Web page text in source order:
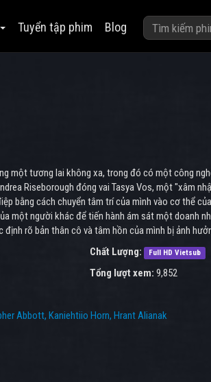
Tuyển tập phim Blog
một tương lai không xa, trong đó có một công
Riseborough đóng vai Tasya Vos, một "xâm
bằng cách chuyển tâm trí của mình vào cơ thể
một người khác để tiến hành ám sát một doanh
rõ bản thân cô và tâm hồn của mình bị ảnh
Chất Lượng: Full HD Vietsub
Tổng lượt xem: 9,852
Abbott Kaniehtiio Horn Hrant Alianak